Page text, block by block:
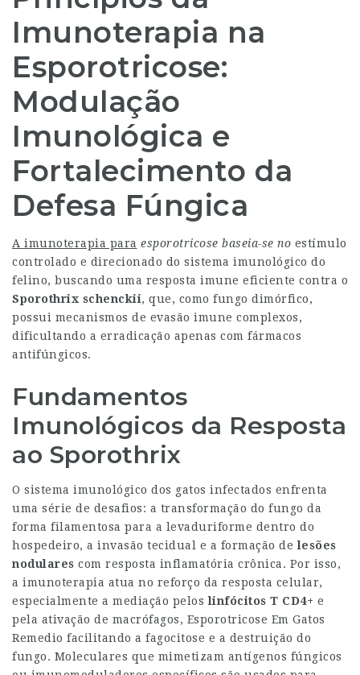
Imunoterapia na
Esporotricose:
Modulação
Imunológica e
Fortalecimento da
Defesa Fúngica
A imunoterapia para esporotricose baseia-se no estímulo
controlado e direcionado do sistema imunológico do
felino, buscando uma resposta imune eficiente contra o
Sporothrix schenckii, que, como fungo dimórfico,
possui mecanismos de evasão imune complexos,
dificultando a erradicação apenas com fármacos
antifúngicos.
Fundamentos
Imunológicos da Resposta
ao Sporothrix
O sistema imunológico dos gatos infectados enfrenta
uma série de desafios: a transformação do fungo da
forma filamentosa para a levaduriforme dentro do
hospedeiro, a invasão tecidual e a formação delesões
nodulares com resposta inflamatória crônica. Por isso,
a imunoterapia atua no reforço da resposta celular,
especialmente a mediação peloslinfócitos T CD4+ e
pela ativação de macrófagos, Esporotricose Em Gatos
Remedio facilitando a fagocitose e a destruição do
fungo. Moleculares que mimetizam antígenos fúngicos